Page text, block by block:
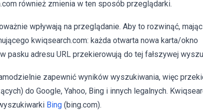
również zmienia w ten sposób przeglądarki.
wpływają na przeglądanie. Aby to rozwinąć, mając
kwiqsearch.com: każda otwarta nowa karta/okno
pasku adresu URL przekierowują do tej fałszywej
zapewnić wyników wyszukiwania, więc
do Google, Yahoo, Bing i innych legalnych.
Bing (bing.com).